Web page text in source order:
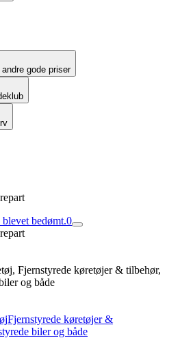
gode priser
bedømt.0
Fjernstyrede køretøjer & tilbehør,
og både
Fjernstyrede køretøjer &
biler og både